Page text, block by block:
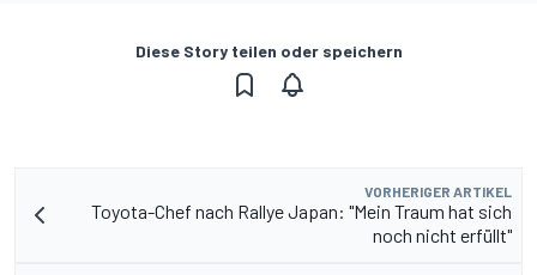
Diese Story teilen oder speichern
VORHERIGER ARTIKEL
Toyota-Chef nach Rallye Japan: "Mein Traum hat sich
noch nicht erfüllt"